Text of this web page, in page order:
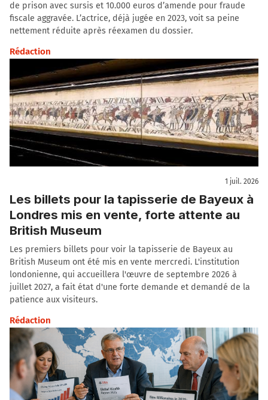
de prison avec sursis et 10.000 euros d’amende pour fraude
fiscale aggravée. L’actrice, déjà jugée en 2023, voit sa peine
nettement réduite après réexamen du dossier.
Rédaction
1 juil. 2026
Les billets pour la tapisserie de Bayeux à
Londres mis en vente, forte attente au
British Museum
Les premiers billets pour voir la tapisserie de Bayeux au
British Museum ont été mis en vente mercredi. L'institution
londonienne, qui accueillera l'œuvre de septembre 2026 à
juillet 2027, a fait état d'une forte demande et demandé de la
patience aux visiteurs.
Rédaction